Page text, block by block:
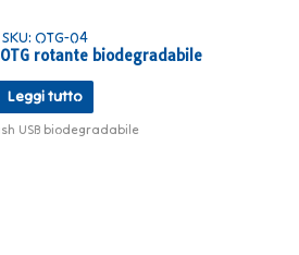
SKU: OTG-04
rotante biodegradabile
Leggi tutto
USB biodegradabile